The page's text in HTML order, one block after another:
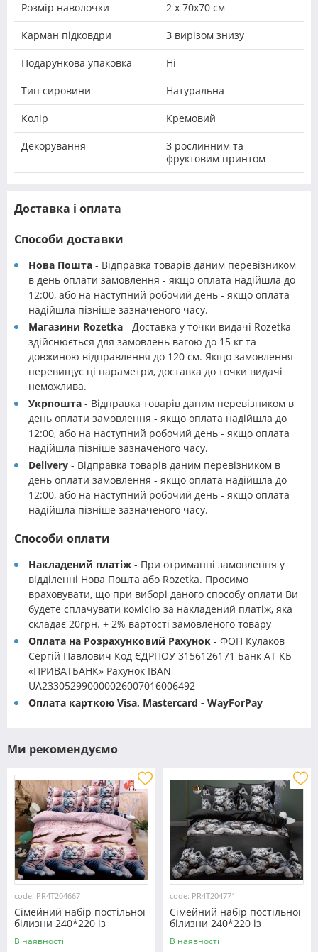
Розмір наволочки 2 х 70х70 см
Карман підковдри З вирізом знизу
Подарункова упаковка Ні
Тип сировини Натуральна
Колір Кремовий
Декорування
З рослинним та
фруктовим принтом
Доставка і оплата
Способи доставки
Нова Пошта - Відправка товарів даним перевізником
в день оплати замовлення - якщо оплата надійшла до
12:00, або на наступний робочий день - якщо оплата
надійшла пізніше зазначеного часу.
Магазини Rozetka - Доставка у точки видачі Rozetka
здійснюється для замовлень вагою до 15 кг та
довжиною відправлення до 120 см. Якщо замовлення
перевищує ці параметри, доставка до точки видачі
неможлива.
Укрпошта - Відправка товарів даним перевізником в
день оплати замовлення - якщо оплата надійшла до
12:00, або на наступний робочий день - якщо оплата
надійшла пізніше зазначеного часу.
Delivery - Відправка товарів даним перевізником в
день оплати замовлення - якщо оплата надійшла до
12:00, або на наступний робочий день - якщо оплата
надійшла пізніше зазначеного часу.
Способи оплати
Накладений платіж - При отриманні замовлення у
відділенні Нова Пошта або Rozetka. Просимо
враховувати, що при виборі даного способу оплати Ви
будете сплачувати комісію за накладений платіж, яка
складає 20грн. + 2% вартості замовленого товару
Оплата на Розрахунковий Рахунок - ФОП Кулаков
Сергій Павлович Код ЄДРПОУ 3156126171 Банк АТ КБ
«ПРИВАТБАНК» Рахунок IBAN
UA233052990000026007016006492
Оплата карткою Visa, Mastercard - WayForPay
Ми рекомендуємо
code: PR4T204667
Сімейний набір постільної
білизни 240*220 із
полікотону №204667
Черешенька™
В наявності
code: PR4T204771
Сімейний набір постільної
білизни 240*220 із
полікотону №204771
Черешенька™
В наявності